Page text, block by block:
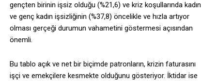
gençten birinin işsiz olduğu (%21,6) ve kriz koşullarında kadın
ve genç kadın işsizliğinin (%37,8) öncelikle ve hızla artıyor
olması gerçeği durumun vahametini göstermesi açısından
önemli.
Bu tablo açık ve net bir biçimde patronların, krizin faturasını
işçi ve emekçilere kesmekte olduğunu gösteriyor. İktidar ise